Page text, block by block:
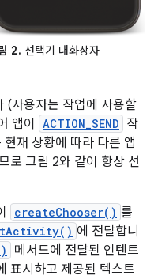
2. 선택기 대화상자
(사용자는 작업에 사용할
앱이
ACTION_SEND 작
재 상황에 따라 다른 앱
로 그림 2와 같이 항상 선
createChooser() 를
에 전달합니
메서드에 전달된 인텐트
표시하고 제공된 텍스트